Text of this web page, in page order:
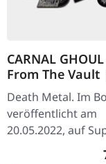
CARNAL
From The Vault
WOODEN BOX
Death Metal. Im
veröffentlicht am
20.05.2022, auf
Chaos Records.